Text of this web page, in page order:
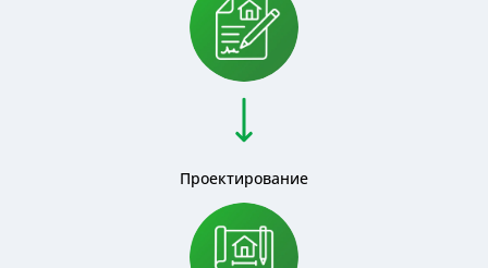
Проектирование